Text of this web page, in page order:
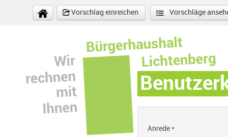
Direkt zum Inhalt
Vorschlag einreichen
Vorschläge
Anrede *